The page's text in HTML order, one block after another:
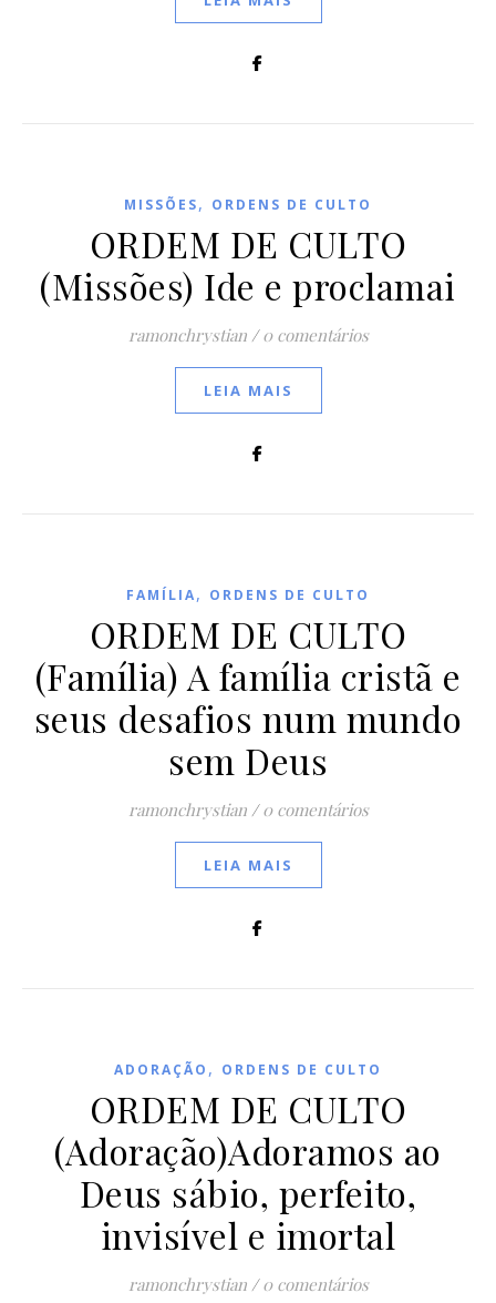
MISSÕES, ORDENS DE CULTO
ORDEM DE CULTO
(Missões) Ide e proclamai
ramonchrystian / 0 comentários
LEIA MAIS
FAMÍLIA, ORDENS DE CULTO
ORDEM DE CULTO
(Família) A família cristã e
seus desafios num mundo
sem Deus
ramonchrystian / 0 comentários
LEIA MAIS
ADORAÇÃO , ORDENS DE CULTO
ORDEM DE CULTO
(Adoração)Adoramos ao
Deus sábio, perfeito,
invisível e imortal
ramonchrystian / 0 comentários